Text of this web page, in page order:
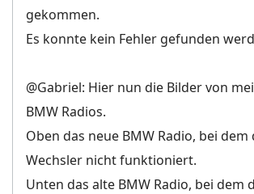
gekommen.
Es konnte kein Fehler gefunden
@Gabriel: Hier nun die Bilder von
BMW Radios.
Oben das neue BMW Radio, bei dem
Wechsler nicht funktioniert.
Unten das alte BMW Radio, bei dem